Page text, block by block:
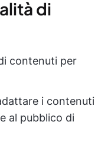
di
contenuti per
i contenuti
al pubblico di